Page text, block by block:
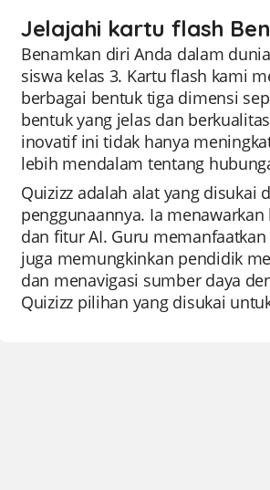
Jelajahi kartu flash
Benamkan diri Anda dalam
siswa kelas 3. Kartu flash kami
berbagai bentuk tiga dimensi
bentuk yang jelas dan
inovatif ini tidak hanya
lebih mendalam tentang
Quizizz adalah alat yang disukai
penggunaannya. Ia
dan fitur AI. Guru
juga memungkinkan pendidik
dan menavigasi sumber daya
Quizizz pilihan yang disukai